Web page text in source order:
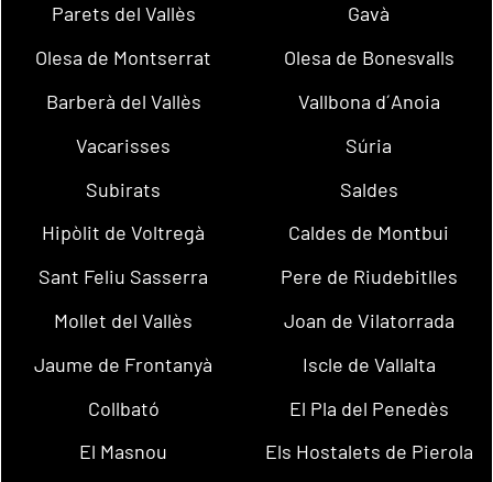
Parets del Vallès
Gavà
Olesa de Montserrat
Olesa de Bonesvalls
Barberà del Vallès
Vallbona d´Anoia
Vacarisses
Súria
Subirats
Saldes
Hipòlit de Voltregà
Caldes de Montbui
Sant Feliu Sasserra
Pere de Riudebitlles
Mollet del Vallès
Joan de Vilatorrada
Jaume de Frontanyà
Iscle de Vallalta
Collbató
El Pla del Penedès
El Masnou
Els Hostalets de Pierola